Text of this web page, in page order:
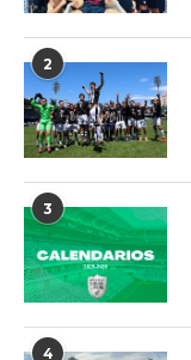
2
3
4